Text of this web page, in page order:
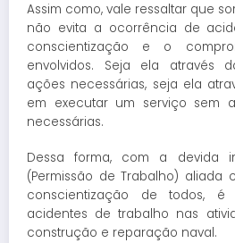
Assim como, vale ressaltar que
não evita a ocorrência de
conscientização e o
envolvidos. Seja ela através
ações necessárias, seja ela
em executar um serviço sem
necessárias.
Dessa forma, com a devida
(Permissão de Trabalho) aliada
conscientização de todos, é
acidentes de trabalho nas
construção e reparação naval.